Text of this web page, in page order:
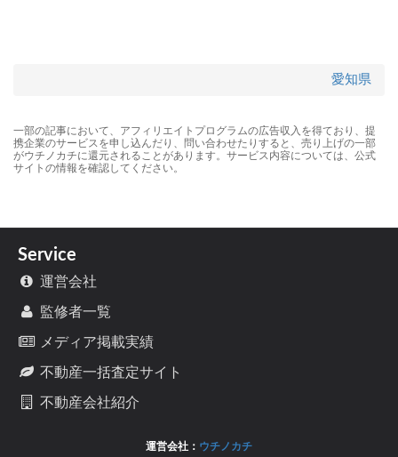
愛知県
一部の記事において、アフィリエイトプログラムの広告収入を得ており、提
携企業のサービスを申し込んだり、問い合わせたりすると、売り上げの一部
がウチノカチに還元されることがあります。サービス内容については、公式
サイトの情報を確認してください。
Service
運営会社
監修者一覧
メディア掲載実績
不動産一括査定サイト
不動産会社紹介
運営会社： ウチノカチ